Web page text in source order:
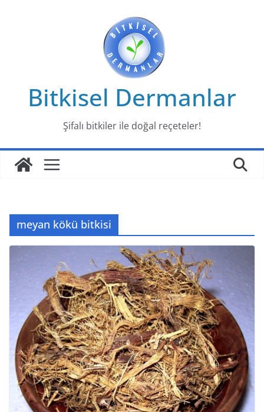
Bitkisel Dermanlar
Şifalı bitkiler ile doğal reçeteler!
meyan kökü bitkisi